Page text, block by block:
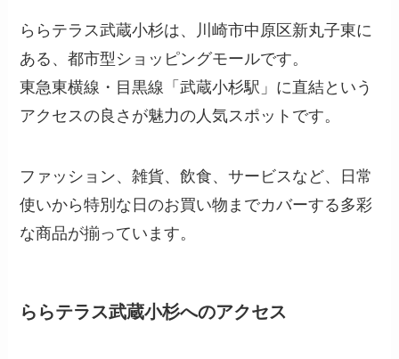
ららテラス武蔵小杉は、川崎市中原区新丸子東に
ある、都市型ショッピングモールです。
東急東横線・目黒線「武蔵小杉駅」に直結という
アクセスの良さが魅力の人気スポットです。
ファッション、雑貨、飲食、サービスなど、日常
使いから特別な日のお買い物までカバーする多彩
な商品が揃っています。
ららテラス武蔵小杉へのアクセス